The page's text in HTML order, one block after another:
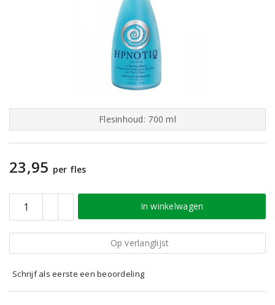
Flesinhoud: 700 ml
23,95 per fles
In winkelwagen
Op verlanglijst
Schrijf als eerste een beoordeling